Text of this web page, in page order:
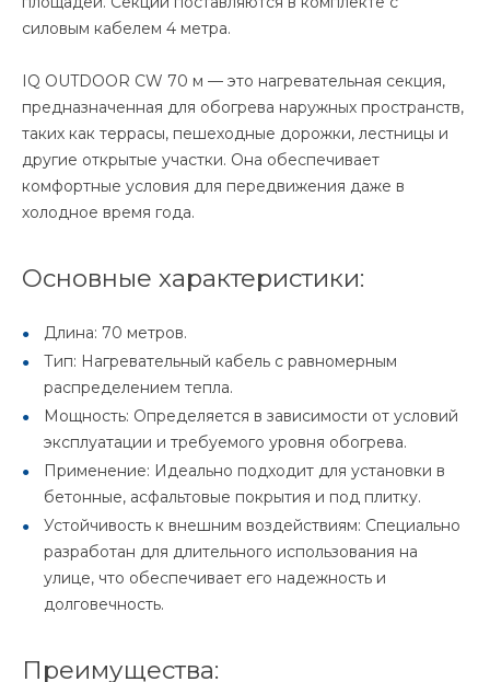
силовым кабелем 4 метра.
IQ OUTDOOR CW 70 м — это нагревательная секция,
предназначенная для обогрева наружных пространств,
таких как террасы, пешеходные дорожки, лестницы и
другие открытые участки. Она обеспечивает
комфортные условия для передвижения даже в
холодное время года.
Основные характеристики:
Длина: 70 метров.
Тип: Нагревательный кабель с равномерным
распределением тепла.
Мощность: Определяется в зависимости от условий
эксплуатации и требуемого уровня обогрева.
Применение: Идеально подходит для установки в
бетонные, асфальтовые покрытия и под плитку.
Устойчивость к внешним воздействиям: Специально
разработан для длительного использования на
улице, что обеспечивает его надежность и
долговечность.
Преимущества: